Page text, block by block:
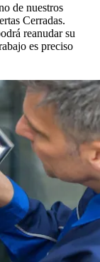
de nuestros
Cerradas.
reanudar su
es preciso